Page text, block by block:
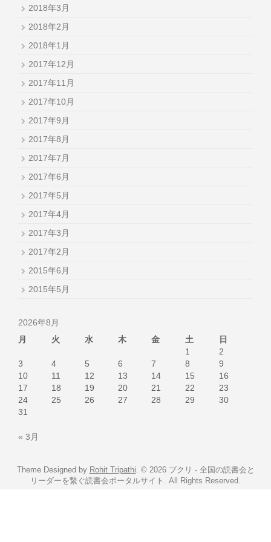
2018年3月
2018年2月
2018年1月
2017年12月
2017年11月
2017年10月
2017年9月
2017年8月
2017年7月
2017年6月
2017年5月
2017年4月
2017年3月
2017年2月
2015年6月
2015年5月
2026年8月
月
火 水 木 金 土
日
1
2
3
4 5 6 7 8
9
10
11 12 13 14 15
16
17
18 19 20 21 22
23
24
25 26 27 28 29
30
31
« 3月
Theme Designed by Rohit Tripathi. © 2026 ブクリ - 全国の読書会と
リーダーを繋ぐ読書会ポータルサイト. All Rights Reserved.